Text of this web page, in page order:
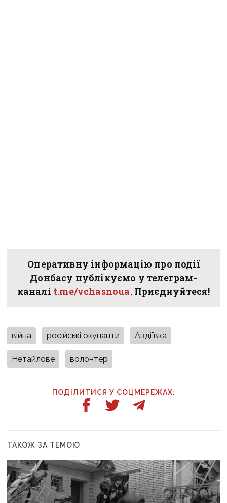
Оперативну інформацію про події
Донбасу публікуємо у телеграм-
каналі t.me/vchasnoua. Приєднуйтеся!
війна російські окупанти Авдіївка
Нетайлове волонтер
ПОДІЛИТИСЯ У СОЦМЕРЕЖАХ:
ТАКОЖ ЗА ТЕМОЮ